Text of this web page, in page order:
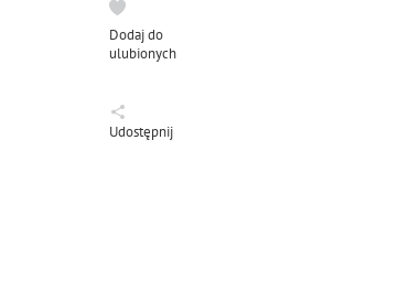
Dodaj do
ulubionych
Udostępnij